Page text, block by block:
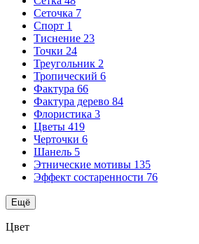
Сеточка 7
Спорт 1
Тиснение 23
Точки 24
Треугольник 2
Тропический 6
Фактура 66
Фактура дерево 84
Флористика 3
Цветы 419
Черточки 6
Шанель 5
Этнические мотивы 135
Эффект состаренности 76
Ещё
Цвет